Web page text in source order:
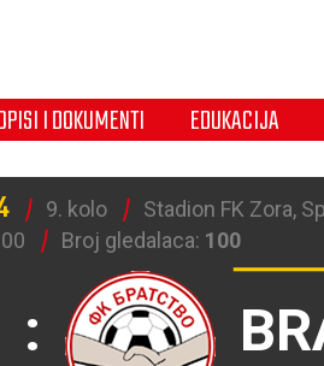
I DOKUMENTI EDUKACIJA
9. kolo
Stadion FK Zora,
Broj gledalaca: 100
: